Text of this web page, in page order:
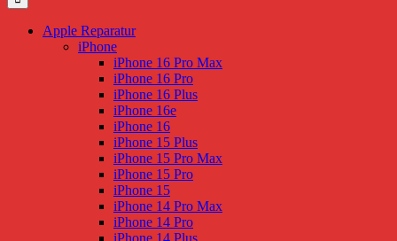
Apple Reparatur
iPhone
iPhone 16 Pro Max
iPhone 16 Pro
iPhone 16 Plus
iPhone 16e
iPhone 16
iPhone 15 Plus
iPhone 15 Pro Max
iPhone 15 Pro
iPhone 15
iPhone 14 Pro Max
iPhone 14 Pro
iPhone 14 Plus